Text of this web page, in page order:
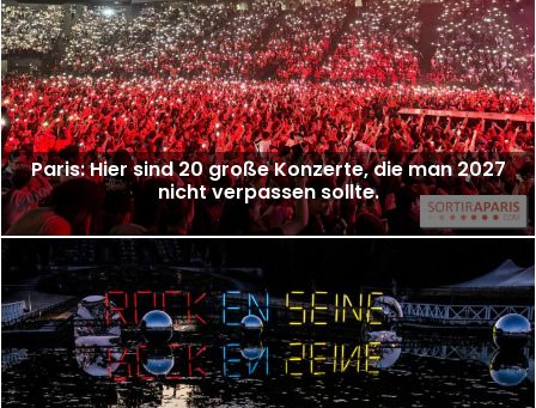
Paris: Hier sind 20 große Konzerte, die man 2027
nicht verpassen sollte.